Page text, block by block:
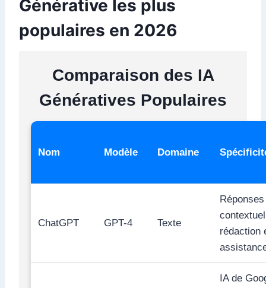
Générative les plus
populaires en 2026
Comparaison des IA
Génératives Populaires
Nom Modèle Domaine
ChatGPT GPT-4 Texte
Réponses
rédaction
IA de